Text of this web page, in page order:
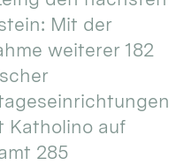
Mit der
weiterer 182
Katholino auf
285